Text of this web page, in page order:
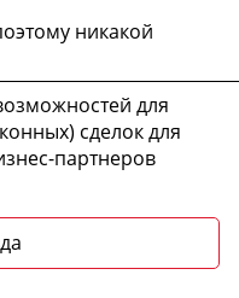
никакой
для
сделок для
партнеров